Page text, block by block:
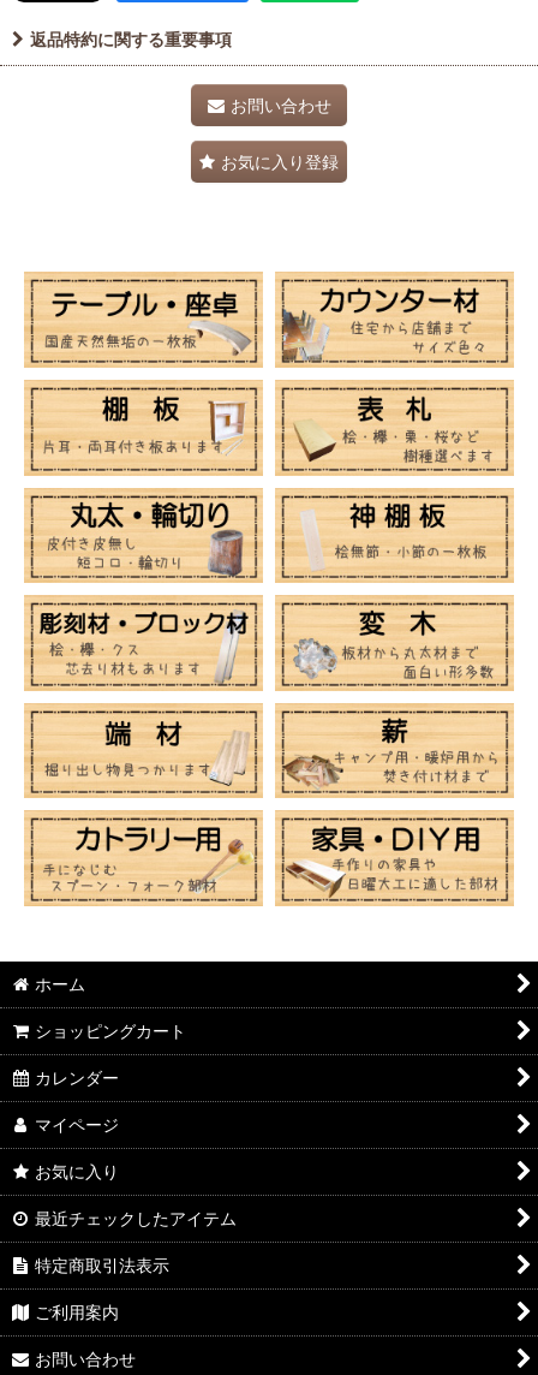
返品特約に関する重要事項
お問い合わせ
お気に入り登録
ホーム
ショッピングカート
カレンダー
マイページ
お気に入り
最近チェックしたアイテム
特定商取引法表示
ご利用案内
お問い合わせ